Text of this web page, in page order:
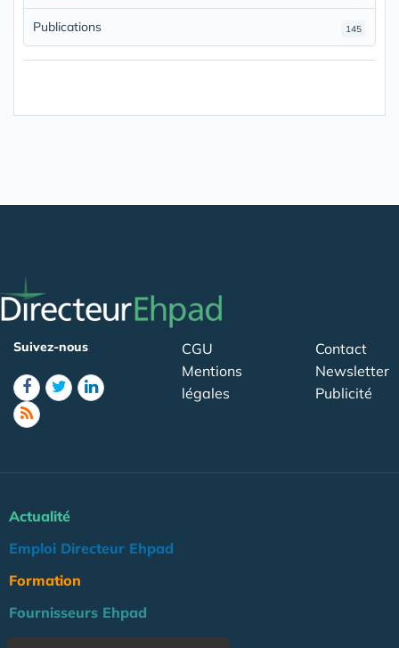
Publications 145
Suivez-nous
CGU
Mentions
légales
Contact
Newsletter
Publicité
Actualité
Emploi Directeur Ehpad
Formation
Fournisseurs Ehpad